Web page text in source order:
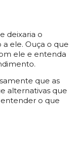
deixaria o
ele. Ouça o que
ele e entenda
que as
alternativas que
o que